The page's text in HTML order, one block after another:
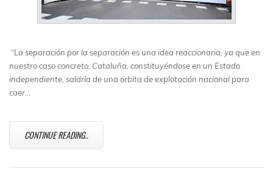
“La separación por la separación es una idea reaccionaria, ya que en
nuestro caso concreto, Cataluña, constituyéndose en un Estado
independiente, saldría de una órbita de explotación nacional para
caer…
CONTINUE READING..